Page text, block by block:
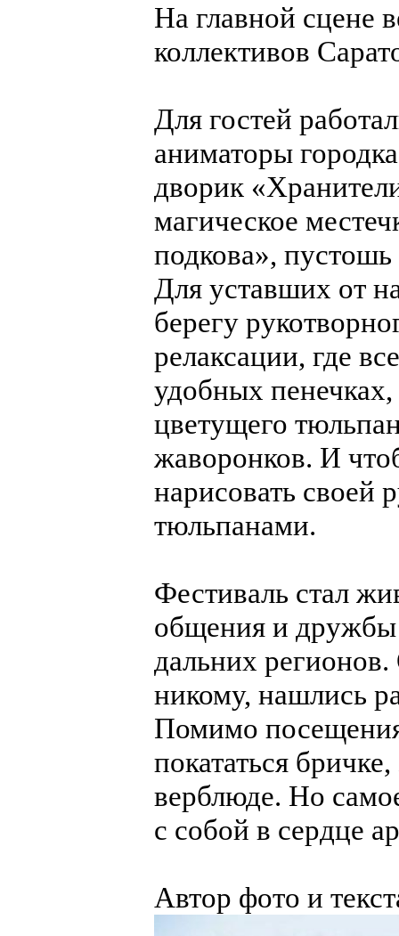
На главной сцене
коллективов
Для гостей
аниматоры
дворик
магическое
подкова»,
Для уставших от
берегу
релаксации, где
удобных
цветущего
жаворонков. И
нарисовать своей
тюльпанами.
Фестиваль стал
общения и дружбы
дальних
никому, нашлись
Помимо
покататься
верблюде. Но
с собой в сердце
Автор фото и